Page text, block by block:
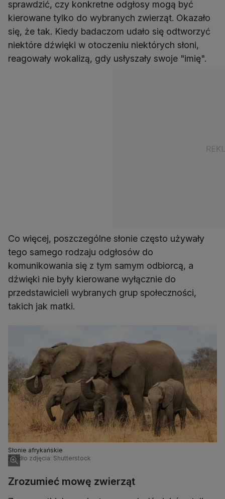
sprawdzić, czy konkretne odgłosy mogą być
kierowane tylko do wybranych zwierząt. Okazało
się, że tak. Kiedy badaczom udało się odtworzyć
niektóre dźwięki w otoczeniu niektórych słoni,
reagowały wokalizą, gdy usłyszały swoje "imię".
Co więcej, poszczególne słonie często używały
tego samego rodzaju odgłosów do
komunikowania się z tym samym odbiorcą, a
dźwięki nie były kierowane wyłącznie do
przedstawicieli wybranych grup społeczności,
takich jak matki.
Słonie afrykańskie
Źródło zdjęcia: Shutterstock
Zrozumieć mowę zwierząt